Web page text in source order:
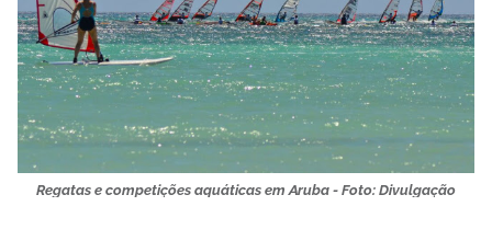
Regatas e competições aquáticas em Aruba - Foto: Divulgação